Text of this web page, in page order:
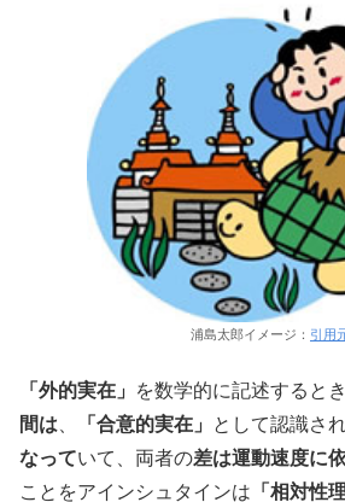
浦島太郎イメージ： 引用
「外的実在」 を数学的に記述すると
間は
「合意的実在」 として認識さ
なっていて、両者の差は運動速度に
ことをアインシュタインは 「相対性